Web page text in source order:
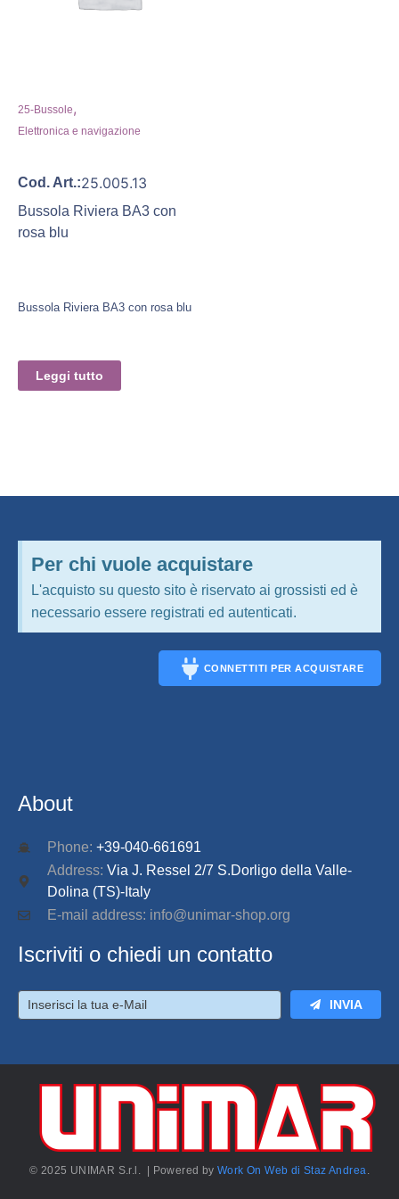
25-Bussole,
Elettronica e navigazione
Cod. Art.:25.005.13
Bussola Riviera BA3 con
rosa blu
Bussola Riviera BA3 con rosa blu
Leggi tutto
Per chi vuole acquistare
L'acquisto su questo sito è riservato ai grossisti ed è
necessario essere registrati ed autenticati.
CONNETTITI PER ACQUISTARE
About
Phone: +39-040-661691
Address: Via J. Ressel 2/7 S.Dorligo della Valle-
Dolina (TS)-Italy
E-mail address: info@unimar-shop.org
Iscriviti o chiedi un contatto
INVIA
© 2025 UNIMAR S.r.l. | Powered byWork On Web di Staz Andrea.